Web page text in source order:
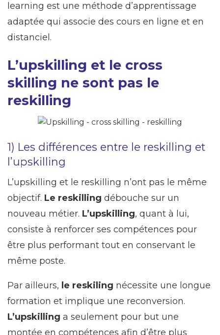
learning est une méthode d’apprentissage
adaptée qui associe des cours en ligne et en
distanciel.
L’upskilling et le cross
skilling ne sont pas le
reskilling
1) Les différences entre le reskilling et
l’upskilling
L’upskilling et le reskilling n’ont pas le même
objectif. Le reskilling débouche sur un
nouveau métier. L’upskilling, quant à lui,
consiste à renforcer ses compétences pour
être plus performant tout en conservant le
même poste.
Par ailleurs, le reskiling nécessite une longue
formation et implique une reconversion.
L’upskilling a seulement pour but une
montée en compétences afin d’être plus